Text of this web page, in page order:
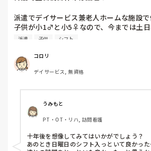
派遣でデイサービス兼老人ホームな施設で
子供が小1♂と小5♀なので、今までは土日
ていました。
一回だけ入るシフトにしてもらいましたが
間を大切にしたいという思いが強くて自分
ます…。
日曜日は人がいないと言っていたので施設
と思いますが…
誰か、同じ気持ちの方いらっしゃったらこ
キリするのかな？と思い投稿しました。
派遣 子供 シフト
コロリ
デイサービス, 無資格
うみもと
PT・OT・リハ, 訪問看護
十年後を想像してみてはいかがでしょう？
あのとき日曜日のシフト入っといて良かっ